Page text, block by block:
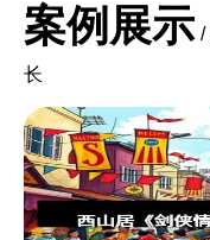
案例展示 /
长